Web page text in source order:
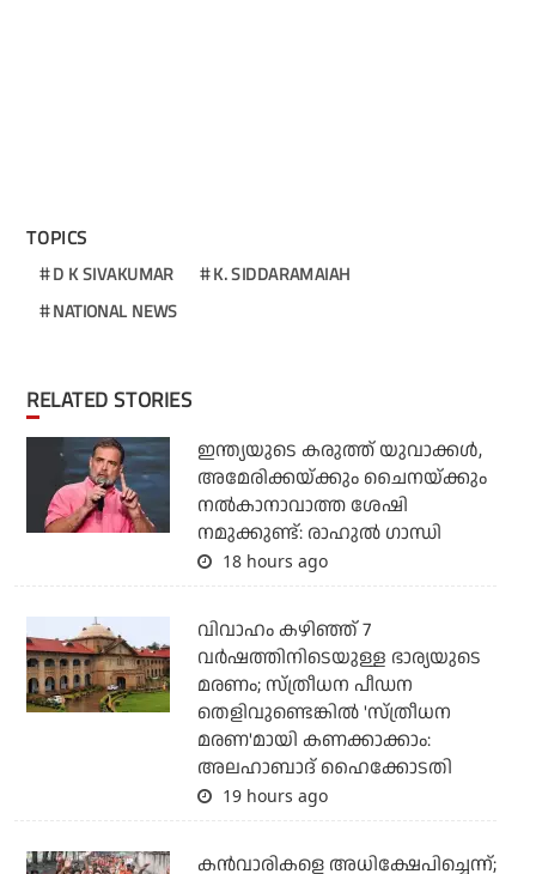
TOPICS
D K SIVAKUMAR
K. SIDDARAMAIAH
NATIONAL NEWS
RELATED STORIES
ഇന്ത്യയുടെ കരുത്ത് യുവാക്കള്‍,
അമേരിക്കയ്ക്കും ചൈനയ്ക്കും
നല്‍കാനാവാത്ത ശേഷി
നമുക്കുണ്ട്: രാഹുല്‍ ഗാന്ധി
18 hours ago
വിവാഹം കഴിഞ്ഞ് 7
വര്‍ഷത്തിനിടെയുള്ള ഭാര്യയുടെ
മരണം; സ്ത്രീധന പീഡന
തെളിവുണ്ടെങ്കില്‍ 'സ്ത്രീധന
മരണ'മായി കണക്കാക്കാം:
അലഹാബാദ് ഹൈക്കോടതി
19 hours ago
കന്‍വാരികളെ അധിക്ഷേപിച്ചെന്ന്;